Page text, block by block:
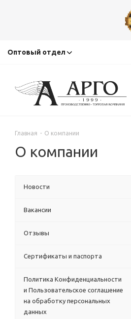
Оптовый отдел
Главная - О компании
О компании
Новости
Вакансии
Отзывы
Сертификаты и паспорта
Политика Конфиденциальности
и Пользовательское соглашение
на обработку персональных
данных